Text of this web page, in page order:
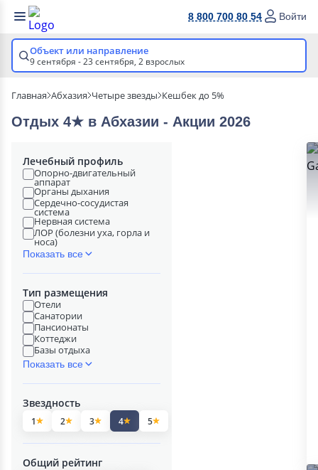
8 800 700 80 54 Войти
Объект или направление
9 сентября - 23 сентября, 2 взрослых
Главная Абхазия Четыре звезды Кешбек до 5%
Отдых 4★ в Абхазии - Акции 2026
Лечебный профиль
Опорно-двигательный
аппарат
Органы дыхания
Сердечно-сосудистая
система
Нервная система
ЛОР (болезни уха, горла и
носа)
Показать все
Тип размещения
Отели
Санатории
Пансионаты
Коттеджи
Базы отдыха
Показать все
Звездность
1 2 3 4 5
Общий рейтинг